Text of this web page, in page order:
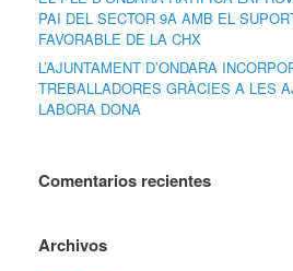
PAI DEL SECTOR 9A AMB EL
FAVORABLE DE LA CHX
L’AJUNTAMENT D’ONDARA
TREBALLADORES GRÀCIES A LES
LABORA DONA
Comentarios recientes
Archivos